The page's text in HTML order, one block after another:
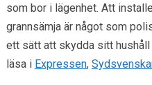
som bor i lägenhet. Att
grannsämja är något som
ett sätt att skydda sitt
läsa i Expressen,